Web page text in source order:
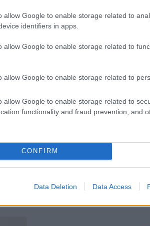
allow Google to enable storage related to
identifiers in apps.
allow Google to enable storage related to
allow Google to enable storage related to
allow Google to enable storage related to
functionality and fraud prevention, and
CONFIRM
Data Deletion Data Access
σχέση με τα παιδιά των
Γκάρνερ παρά τον χωρισμό
Φιλική η επανένωση
Η τελευταία κοινή
πρώην ζευγαριού ήταν